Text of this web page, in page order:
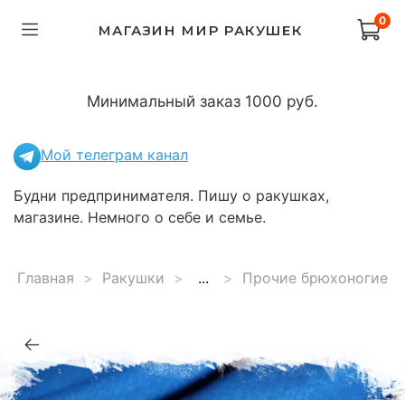
МАГАЗИН МИР РАКУШЕК
0
Минимальный заказ 1000 руб.
Мой телеграм канал
Будни предпринимателя. Пишу о ракушках,
магазине. Немного о себе и семье.
Главная Ракушки ... Прочие брюхоногие